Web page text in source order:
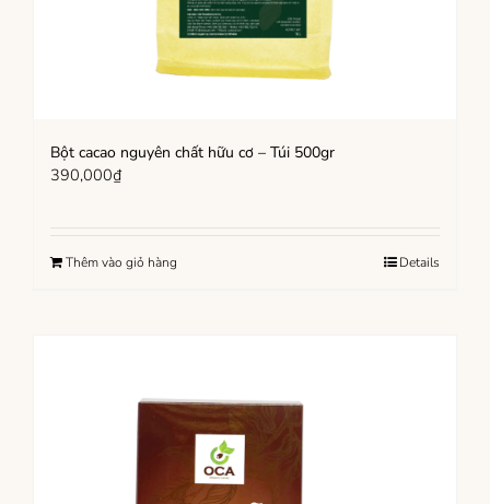
Bột cacao nguyên chất hữu cơ – Túi 500gr
390,000₫
Thêm vào giỏ hàng Details